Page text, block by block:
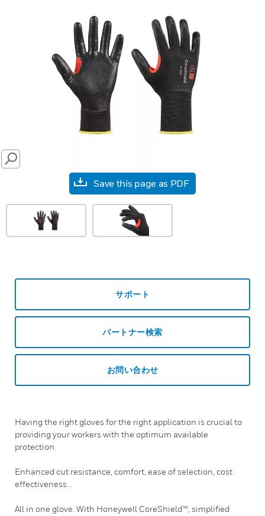
SEARCH
Save this page as PDF
サポート
パートナー検索
お問い合わせ
Having the right gloves for the right application is crucial to
providing your workers with the optimum available
protection.
Enhanced cut resistance, comfort, ease of selection, cost
effectiveness...
All in one glove. With Honeywell CoreShield™, simplified